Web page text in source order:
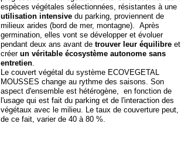
espèces végétales sélectionnées, résistantes à une
utilisation intensive du parking, proviennent de
milieux arides (bord de mer, montagne). Après
germination, elles vont se développer et évoluer
pendant deux ans avant de trouver leur équilibre et
créer un véritable écosystème autonome sans
entretien.
Le couvert végétal du système ECOVEGETAL
MOUSSES change au rythme des saisons. Son
aspect d'ensemble est hétérogène, en fonction de
l'usage qui est fait du parking et de l'interaction des
végétaux avec le milieu. Le taux de couverture peut,
de ce fait, varier de 40 à 80 %.